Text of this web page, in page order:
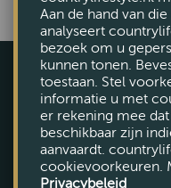
Aan de hand van
analyseert
bezoek om u
kunnen tonen.
toestaan. Stel
informatie u met
er rekening mee
beschikbaar zijn
aanvaardt.
cookievoorkeuren.
Privacybeleid